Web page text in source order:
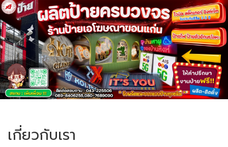
เกี่ยวกับเรา